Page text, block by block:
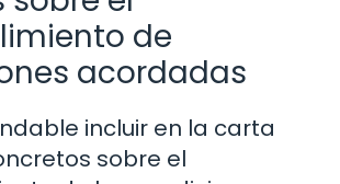
de
acordadas
incluir en la carta
sobre el